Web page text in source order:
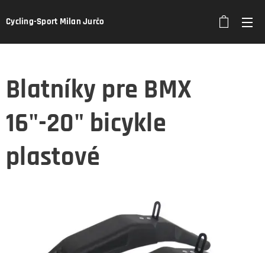
Cycling-Sport Milan Jurčo
Blatníky pre BMX
16"-20" bicykle
plastové